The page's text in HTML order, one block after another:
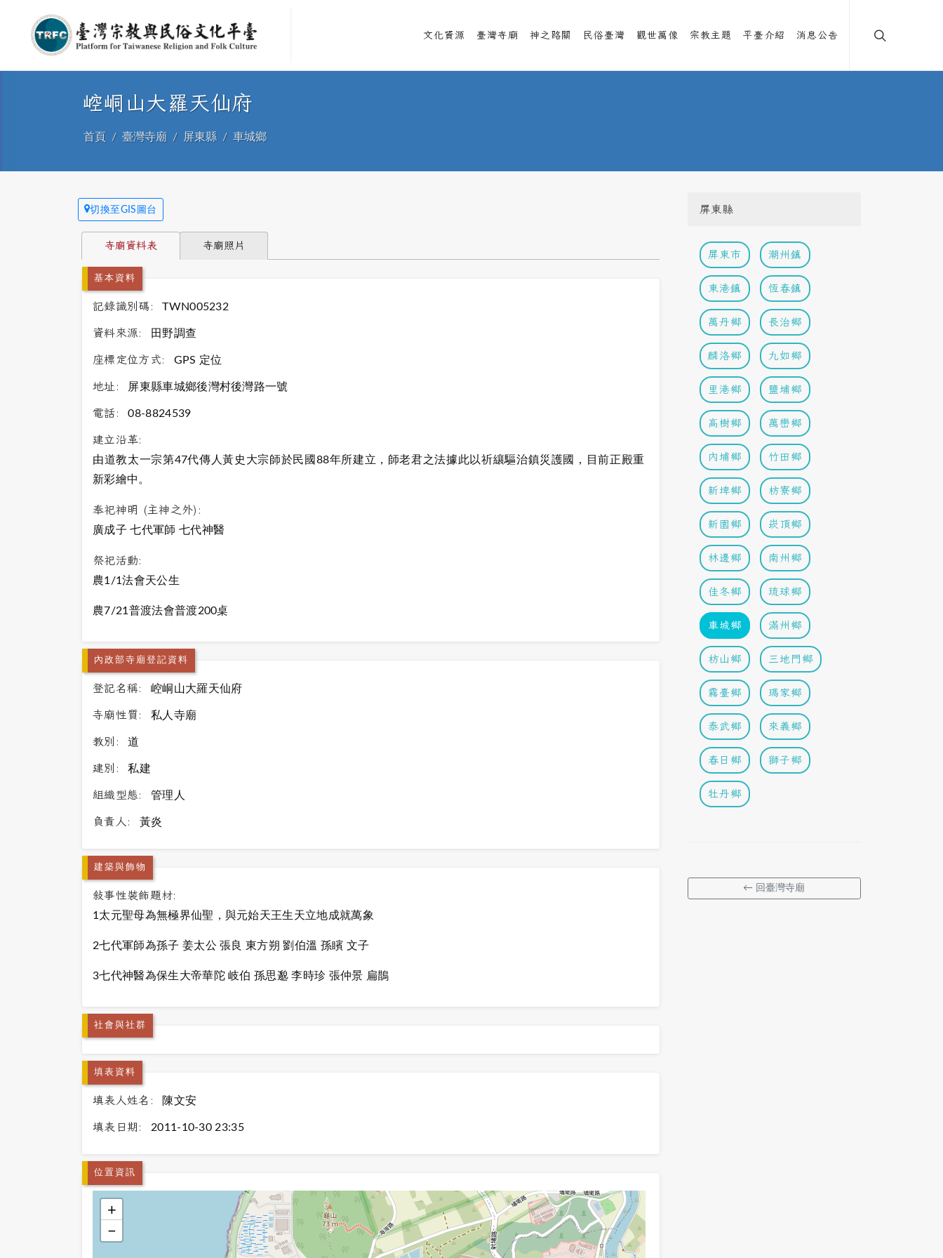
文化資源 臺灣寺廟 神之路關 民俗臺灣 觀世萬像 宗教主題 平臺介紹 消息公告
崆峒山大羅天仙府
首頁 臺灣寺廟 屏東縣 車城鄉
切換至GIS圖台
寺廟資料表 寺廟照片
基本資料
記錄識別碼: TWN005232
資料來源: 田野調查
座標定位方式: GPS 定位
地址: 屏東縣車城鄉後灣村後灣路一號
電話: 08-8824539
建立沿革:
由道教太一宗第47代傳人黃史大宗師於民國88年所建立，師老君之法據此以祈纕驅治鎮災護國，目前正殿重
新彩繪中。
奉祀神明 (主神之外):
廣成子 七代軍師 七代神醫
祭祀活動:
農1/1法會天公生
農7/21普渡法會普渡200桌
內政部寺廟登記資料
登記名稱: 崆峒山大羅天仙府
寺廟性質: 私人寺廟
教別: 道
建別: 私建
組織型態: 管理人
負責人: 黃炎
建築與飾物
敍事性裝飾題材:
1太元聖母為無極界仙聖，與元始天王生天立地成就萬象
2七代軍師為孫子 姜太公 張良 東方朔 劉伯溫 孫矉 文子
3七代神醫為保生大帝華陀 岐伯 孫思邈 李時珍 張仲景 扁鵲
社會與社群
填表資料
填表人姓名: 陳文安
填表日期: 2011-10-30 23:35
位置資訊
+
−
屏東縣
屏東市 潮州鎮
東港鎮 恆春鎮
萬丹鄉 長治鄉
麟洛鄉 九如鄉
里港鄉 鹽埔鄉
高樹鄉 萬巒鄉
內埔鄉 竹田鄉
新埤鄉 枋寮鄉
新園鄉 崁頂鄉
林邊鄉 南州鄉
佳冬鄉 琉球鄉
車城鄉 滿州鄉
枋山鄉 三地門鄉
霧臺鄉 瑪家鄉
泰武鄉 來義鄉
春日鄉 獅子鄉
牡丹鄉
← 回臺灣寺廟